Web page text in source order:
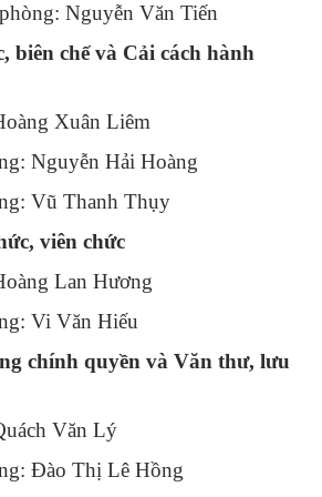
Nguyễn Văn Tiến
biên chế và Cải cách hành
Xuân Liêm
Nguyễn Hải Hoàng
Vũ Thanh Thụy
viên chức
Lan Hương
Vi Văn Hiếu
chính quyền và Văn thư, lưu
Văn Lý
Đào Thị Lê Hồng